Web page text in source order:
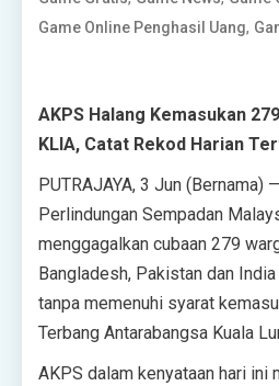
Game Online Penghasil Uang,
AKPS Halang Kemasukan
KLIA, Catat Rekod Harian
PUTRAJAYA, 3 Jun (Bernama)
Perlindungan Sempadan
menggagalkan cubaan 279
Bangladesh, Pakistan dan
tanpa memenuhi syarat
Terbang Antarabangsa Kuala
AKPS dalam kenyataan hari ini